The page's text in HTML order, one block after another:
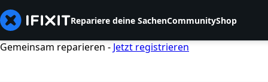
Repariere deine SachenCommunityShop
Gemeinsam reparieren - Jetzt registrieren